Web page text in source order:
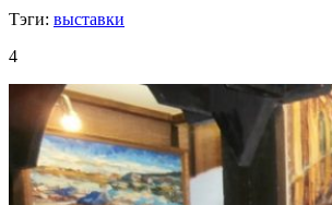
Тэги: выставки
4